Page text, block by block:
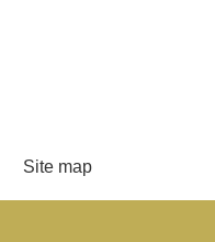
Site map